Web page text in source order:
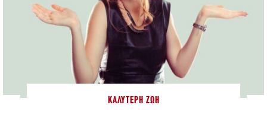
ΚΑΛΎΤΕΡΗ ΖΩΉ